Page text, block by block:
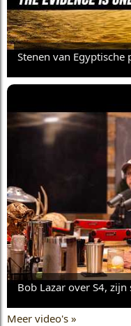
Stenen van Egyptische
Bob Lazar over S4, zijn
Meer video's »